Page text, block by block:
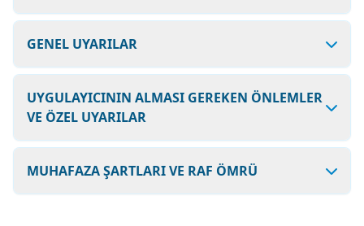
GENEL UYARILAR
UYGULAYICININ ALMASI GEREKEN ÖNLEMLER
VE ÖZEL UYARILAR
MUHAFAZA ŞARTLARI VE RAF ÖMRÜ